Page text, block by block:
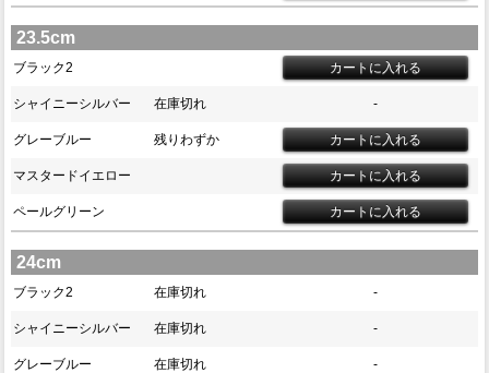
23.5cm
ブラック2
シャイニーシルバー 在庫切れ -
グレーブルー 残りわずか
マスタードイエロー
ペールグリーン
24cm
ブラック2 在庫切れ -
シャイニーシルバー 在庫切れ -
グレーブルー 在庫切れ -